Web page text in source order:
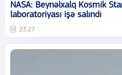
NASA: Beynəlxalq Kosmik
laboratoriyası işə salındı
23:27